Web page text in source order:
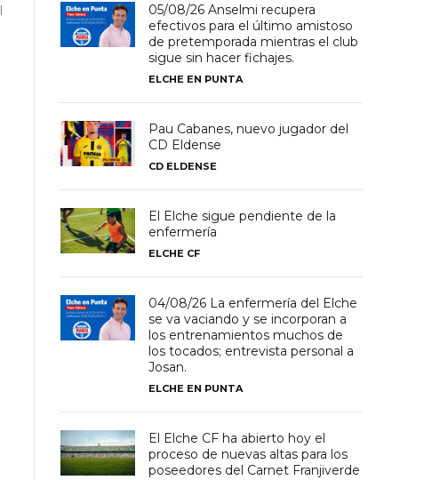
05/08/26 Anselmi recupera
efectivos para el último amistoso
de pretemporada mientras el club
sigue sin hacer fichajes.
ELCHE EN PUNTA
Pau Cabanes, nuevo jugador del
CD Eldense
CD ELDENSE
El Elche sigue pendiente de la
enfermería
ELCHE CF
04/08/26 La enfermería del Elche
se va vaciando y se incorporan a
los entrenamientos muchos de
los tocados; entrevista personal a
Josan.
ELCHE EN PUNTA
El Elche CF ha abierto hoy el
proceso de nuevas altas para los
poseedores del Carnet Franjiverde